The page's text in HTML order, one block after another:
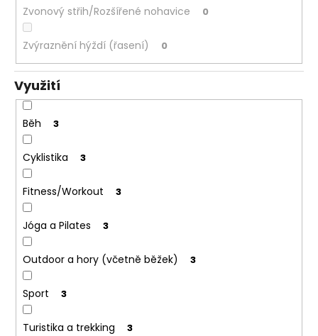
Zvonový střih/Rozšířené nohavice 0
Zvýraznění hýždí (řasení) 0
Využití
Běh 3
Cyklistika 3
Fitness/Workout 3
Jóga a Pilates 3
Outdoor a hory (včetně běžek) 3
Sport 3
Turistika a trekking 3